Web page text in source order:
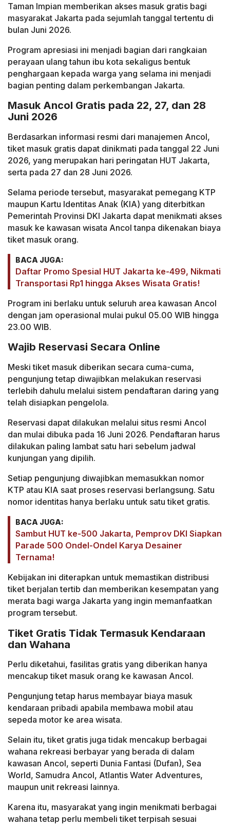
Taman Impian memberikan akses masuk gratis bagi
masyarakat Jakarta pada sejumlah tanggal tertentu di
bulan Juni 2026.
Program apresiasi ini menjadi bagian dari rangkaian
perayaan ulang tahun ibu kota sekaligus bentuk
penghargaan kepada warga yang selama ini menjadi
bagian penting dalam perkembangan Jakarta.
Masuk Ancol Gratis pada 22, 27, dan 28
Juni 2026
Berdasarkan informasi resmi dari manajemen Ancol,
tiket masuk gratis dapat dinikmati pada tanggal 22 Juni
2026, yang merupakan hari peringatan HUT Jakarta,
serta pada 27 dan 28 Juni 2026.
Selama periode tersebut, masyarakat pemegang KTP
maupun Kartu Identitas Anak (KIA) yang diterbitkan
Pemerintah Provinsi DKI Jakarta dapat menikmati akses
masuk ke kawasan wisata Ancol tanpa dikenakan biaya
tiket masuk orang.
BACA JUGA:
Daftar Promo Spesial HUT Jakarta ke-499, Nikmati
Transportasi Rp1 hingga Akses Wisata Gratis!
Program ini berlaku untuk seluruh area kawasan Ancol
dengan jam operasional mulai pukul 05.00 WIB hingga
23.00 WIB.
Wajib Reservasi Secara Online
Meski tiket masuk diberikan secara cuma-cuma,
pengunjung tetap diwajibkan melakukan reservasi
terlebih dahulu melalui sistem pendaftaran daring yang
telah disiapkan pengelola.
Reservasi dapat dilakukan melalui situs resmi Ancol
dan mulai dibuka pada 16 Juni 2026. Pendaftaran harus
dilakukan paling lambat satu hari sebelum jadwal
kunjungan yang dipilih.
Setiap pengunjung diwajibkan memasukkan nomor
KTP atau KIA saat proses reservasi berlangsung. Satu
nomor identitas hanya berlaku untuk satu tiket gratis.
BACA JUGA:
Sambut HUT ke-500 Jakarta, Pemprov DKI Siapkan
Parade 500 Ondel-Ondel Karya Desainer
Ternama!
Kebijakan ini diterapkan untuk memastikan distribusi
tiket berjalan tertib dan memberikan kesempatan yang
merata bagi warga Jakarta yang ingin memanfaatkan
program tersebut.
Tiket Gratis Tidak Termasuk Kendaraan
dan Wahana
Perlu diketahui, fasilitas gratis yang diberikan hanya
mencakup tiket masuk orang ke kawasan Ancol.
Pengunjung tetap harus membayar biaya masuk
kendaraan pribadi apabila membawa mobil atau
sepeda motor ke area wisata.
Selain itu, tiket gratis juga tidak mencakup berbagai
wahana rekreasi berbayar yang berada di dalam
kawasan Ancol, seperti Dunia Fantasi (Dufan), Sea
World, Samudra Ancol, Atlantis Water Adventures,
maupun unit rekreasi lainnya.
Karena itu, masyarakat yang ingin menikmati berbagai
wahana tetap perlu membeli tiket terpisah sesuai